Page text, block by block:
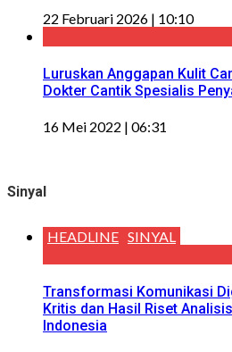
22 Februari 2026 | 10:10
Luruskan Anggapan Kulit
Dokter Cantik Spesialis
16 Mei 2022 | 06:31
Sinyal
HEADLINE SINYAL
Transformasi Komunikasi
Kritis dan Hasil Riset
Indonesia